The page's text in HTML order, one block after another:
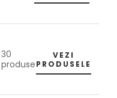
30
produse
VEZI
PRODUSELE